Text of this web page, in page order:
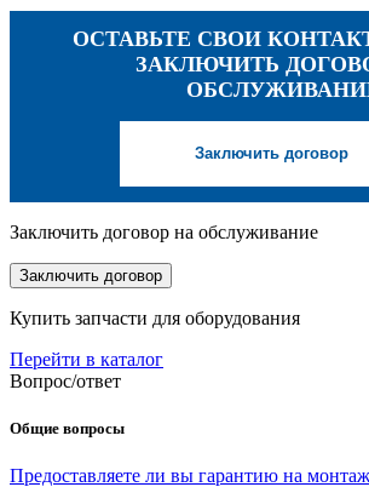
ОСТАВЬТЕ СВОИ
ЗАКЛЮЧИТЬ
Заключить договор
Заключить договор на обслуживание
Заключить договор
Купить запчасти для оборудования
Перейти в каталог
Вопрос/ответ
Общие вопросы
Предоставляете ли вы гарантию на